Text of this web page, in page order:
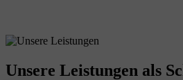
Unsere Leistungen als